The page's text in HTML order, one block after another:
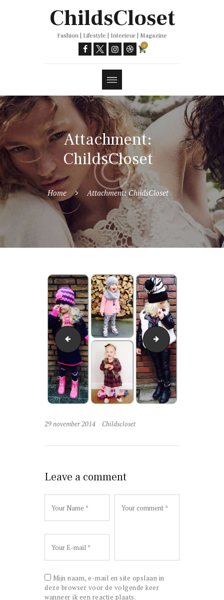
ChildsCloset
Fashion | Lifestyle | Interieur | Magazine
0
Attachment:
ChildsCloset
Home Attachment: ChildsCloset
Mia discount
29 november 2014 Childscloset
Leave a comment
Mijn naam, e-mail en site opslaan in
deze browser voor de volgende keer
wanneer ik een reactie plaats.